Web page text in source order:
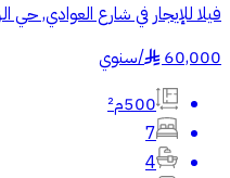
فيلا للإيجار في شارع العوادي,
60,000
§
/سنوي
500م²
7
4